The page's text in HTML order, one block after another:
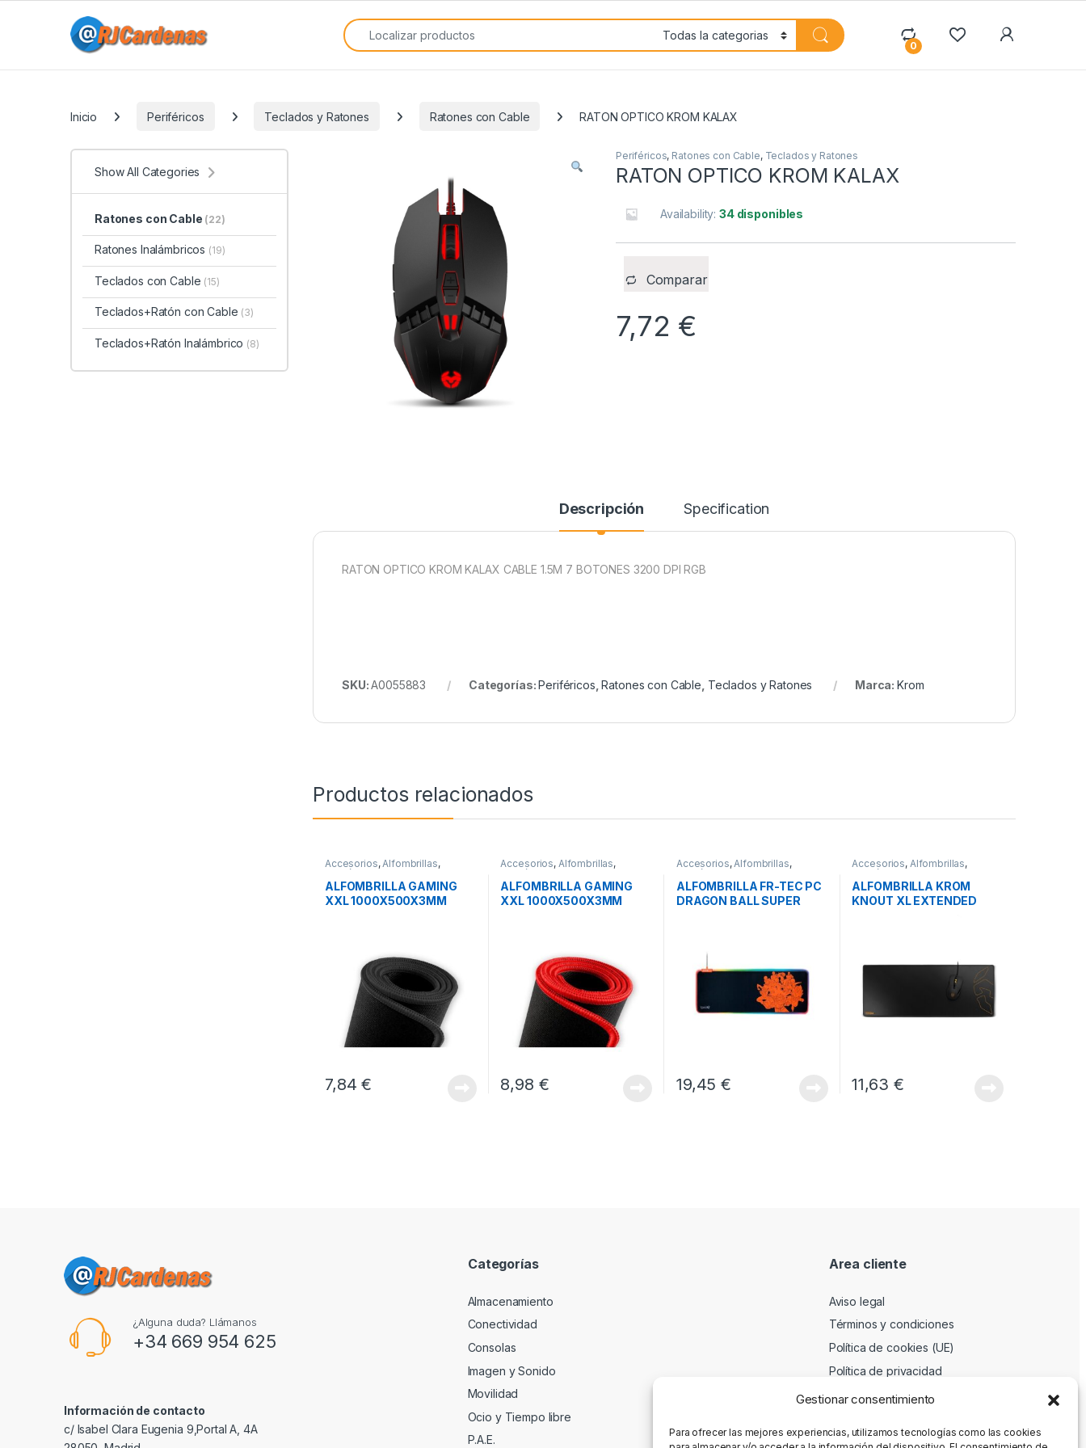
Gestionar consentimiento
Para ofrecer las mejores experiencias, utilizamos tecnologías como las cookies
Search for:
0
Inicio Periféricos Teclados y Ratones Ratones con Cable RATON OPTICO KROM KALAX
Periféricos, Ratones con Cable, Teclados y Ratones
RATON OPTICO KROM KALAX
Availability:34 disponibles
Comparar
7,72 €
Descripción Specification
RATON OPTICO KROM KALAX CABLE 1.5M 7 BOTONES 3200 DPI RGB
SKU:A0055883 Categorías:Periféricos ,Ratones con Cable Teclados y Ratones Marca:Krom
Productos relacionados
Accesorios,Alfombrillas,
Periféricos
ALFOMBRILLA GAMING
XXL 1000X500X3MM
7,84€
Accesorios, Alfombrillas,
Periféricos
ALFOMBRILLA GAMING
XXL 1000X500X3MM
8,98 €
Accesorios,Alfombrillas,
Periféricos
ALFOMBRILLA FR-TEC PC
DRAGON BALL SUPER
19,45€
Accesorios, Alfombrillas,
Periféricos
ALFOMBRILLA KROM
KNOUT XL EXTENDED
11,63 €
Show All Categories
Ratones con Cable (22)
Ratones Inalámbricos (19)
Teclados con Cable (15)
Teclados+Ratón con Cable (3)
Teclados+Ratón Inalámbrico (8)
¿Alguna duda? Llámanos
+34 669 954 625
Información de contacto
c/ Isabel Clara Eugenia 9,Portal A, 4A
Categorías
Almacenamiento
Conectividad
Consolas
Imagen y Sonido
Movilidad
Ocio y Tiempo libre
P.A.E.
Area cliente
Aviso legal
Términos y condiciones
Política de cookies (UE)
Política de privacidad